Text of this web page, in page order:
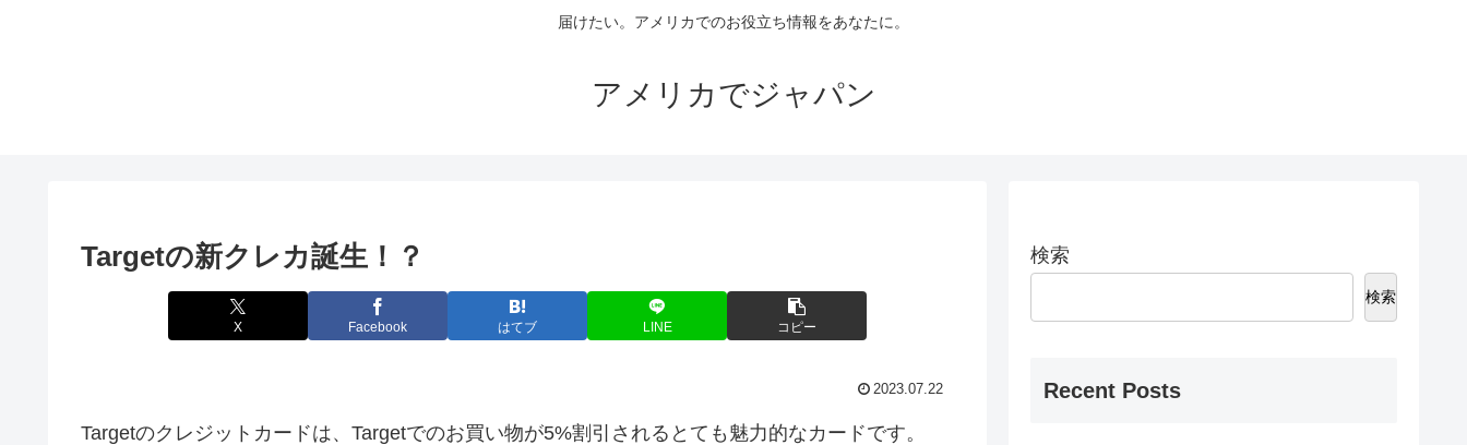
届けたい。アメリカでのお役立ち情報をあなたに。
アメリカでジャパン
Targetの新クレカ誕生！？
X Facebook はてブ LINE コピー
2023.07.22
Targetのクレジットカードは、Targetでのお買い物が5%割引されるとても魅力的なカードです。
検索
検索
Recent Posts